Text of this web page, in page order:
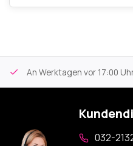
An Werktagen vor 17:00
032-